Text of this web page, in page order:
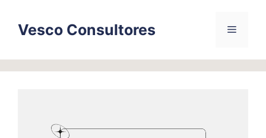
contentVesco Consultores Menu